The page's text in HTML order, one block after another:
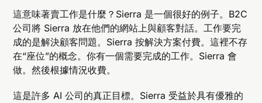
這意味著賣工作是什麼？Sierra 是一個很好的例子。B2C
公司將 Sierra 放在他們的網站上與顧客對話。工作要完
成的是解決顧客問題。Sierra 按解決方案付費。這裡不存
在“座位”的概念。你有一個需要完成的工作。Sierra 會
做。然後根據情況收費。
這是許多 AI 公司的真正目標。Sierra 受益於具有優雅的